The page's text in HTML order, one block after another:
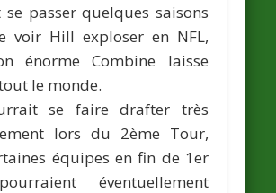
passer quelques saisons
voir Hill exploser en NFL,
énorme Combine laisse
le monde.
se faire drafter très
lors du 2ème Tour,
équipes en fin de 1er
éventuellement